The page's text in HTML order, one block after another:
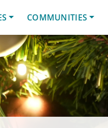
COMMUNITIES